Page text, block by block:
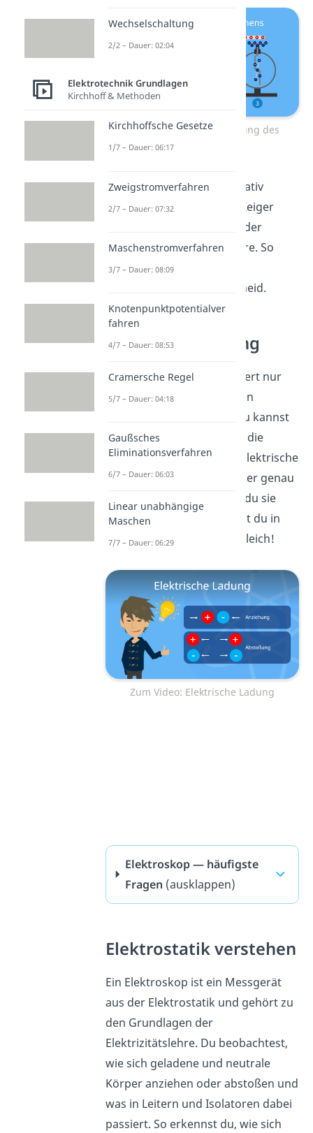
Elektroskop zur Bestimmung des
Vorzeichens
Wenn der Körper also negativ
geladen ist, wird sich der Zeiger
, als wenn der
Körper positiv geladen wäre. So
weißt du über die Art der
elektrischen Ladung Bescheid.
Elektrische Ladung
DasElektroskopfunktioniert nur
durch die unterschiedlichen
. Du kannst
zwei Arten unterscheiden: die
positive und die negative elektrische
Ladung. Was du dir darunter genau
vorstellen kannst und wie du sie
berechnen kannst, erfährst du in
unseremVideo dazu. Bis gleich!
Zum Video: Elektrische Ladung
Elektroskop — häufigste
Fragen (ausklappen)
Elektrostatik verstehen
Ein Elektroskop ist ein Messgerät
aus der Elektrostatik und gehört zu
den Grundlagen der
Elektrizitätslehre. Du beobachtest,
wie sich geladene und neutrale
Körper anziehen oder abstoßen und
was in Leitern und Isolatoren dabei
passiert. So erkennst du, wie sich
Wechselschaltung
2/2 – Dauer: 02:04
Elektrotechnik Grundlagen
Kirchhoff & Methoden
Kirchhoffsche Gesetze
1/7 – Dauer: 06:17
Zweigstromverfahren
2/7 – Dauer: 07:32
Maschenstromverfahren
3/7 – Dauer: 08:09
Knotenpunktpotentialver
fahren
4/7 – Dauer: 08:53
Cramersche Regel
5/7 – Dauer: 04:18
Gaußsches
Eliminationsverfahren
6/7 – Dauer: 06:03
Linear unabhängige
Maschen
7/7 – Dauer: 06:29